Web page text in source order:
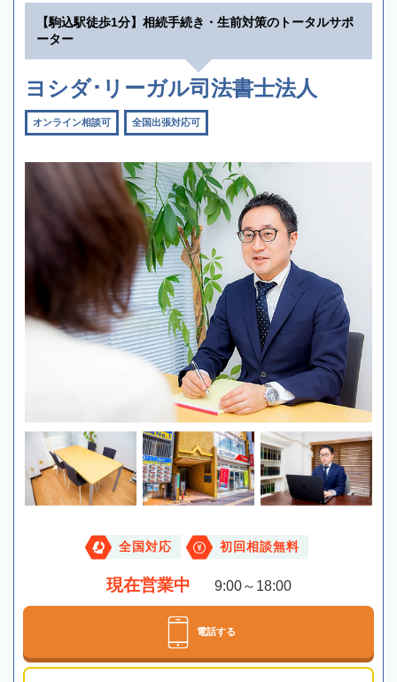
【駒込駅徒歩1分】相続手続き・生前対策のトータルサポ
ーター
ヨシダ･リーガル司法書士法人
オンライン相談可 全国出張対応可
全国対応 初回相談無料
現在営業中 9:00～18:00
電話する